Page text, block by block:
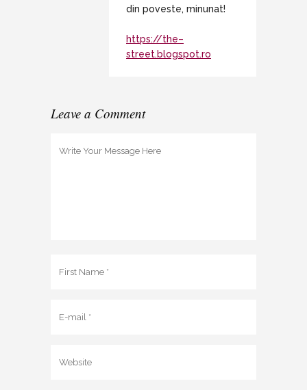
din poveste, minunat!
https://the–
street.blogspot.ro
Leave a Comment